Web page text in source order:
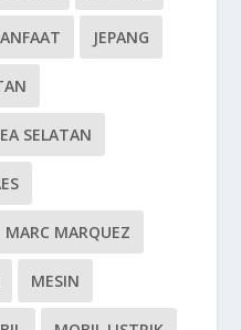
JEPANG
SELATAN
MARC MARQUEZ
MESIN